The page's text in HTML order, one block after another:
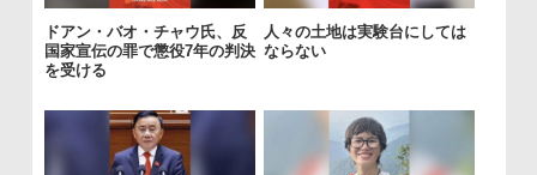
ドアン・バオ・チャウ氏、反
国家宣伝の罪で懲役7年の判決
を受ける
人々の土地は実験台にしては
ならない